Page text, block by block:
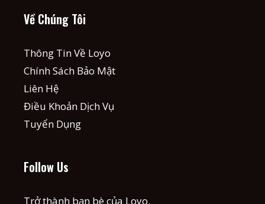
Về Chúng Tôi
Thông Tin Về Loyo
Chính Sách Bảo Mật
Liên Hệ
Điều Khoản Dịch Vụ
Tuyển Dụng
Follow Us
Trở thành bạn bè của Loyo.